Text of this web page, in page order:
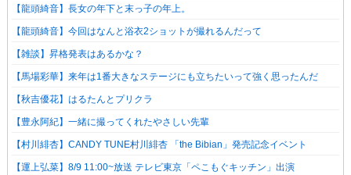
【龍頭綺音】長女の年下と末っ子の年上。
【龍頭綺音】今回はなんと浴衣2ショットが撮れるんだって
【雑談】昇格発表はあるかな？
【馬場彩華】来年は1番大きなステージにも立ちたいって強く思ったんだ
【秋吉優花】はるたんとプリクラ
【豊永阿紀】一緒に撮ってくれたやさしい先輩
【村川緋杏】CANDY TUNE村川緋杏 「the Bibian」発売記念イベント
【運上弘菜】8/9 11:00~放送 テレビ東京「ペこもぐキッチン」出演